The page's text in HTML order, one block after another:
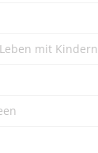
mit Kindern